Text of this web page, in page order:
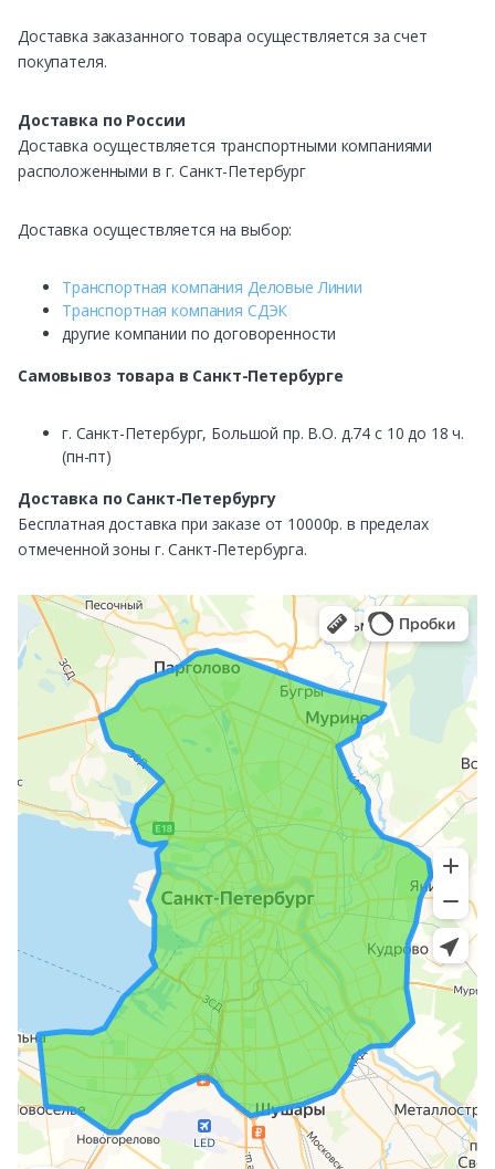
Доставка заказанного товара осуществляется за счет
покупателя.
Доставка по России
Доставка осуществляется транспортными компаниями
расположенными в г. Санкт-Петербург
Доставка осуществляется на выбор:
Транспортная компания Деловые Линии
Транспортная компания СДЭК
другие компании по договоренности
Самовывоз товара в Санкт-Петербурге
г. Санкт-Петербург, Большой пр. В.О. д.74 с 10 до 18 ч.
(пн-пт)
Доставка по Санкт-Петербургу
Бесплатная доставка при заказе от 10000р. в пределах
отмеченной зоны г. Санкт-Петербурга.